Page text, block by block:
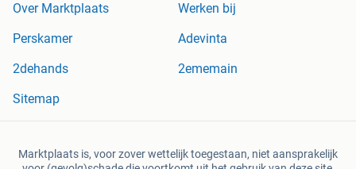
Over Marktplaats
Werken bij
Perskamer
Adevinta
2dehands
2ememain
Sitemap
Marktplaats is, voor zover wettelijk toegestaan, niet aansprakelijk